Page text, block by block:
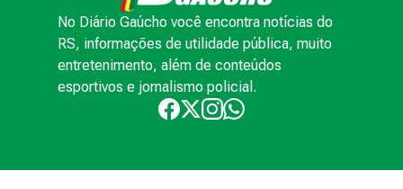
No Diário Gaúcho você encontra notícias do
RS, informações de utilidade pública, muito
entretenimento, além de conteúdos
esportivos e jornalismo policial.